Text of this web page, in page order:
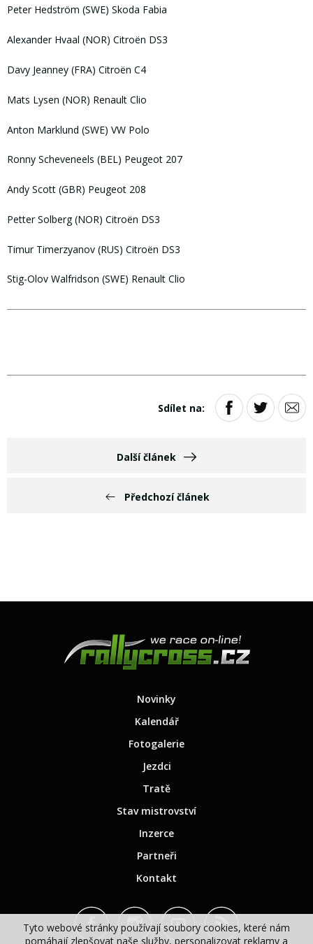
Tyto webové stránky používají soubory cookies, které nám
pomáhají zlepšovat naše služby, personalizovat reklamy a
Peter Hedström (SWE) Skoda Fabia
Alexander Hvaal (NOR) Citroën DS3
Davy Jeanney (FRA) Citroën C4
Mats Lysen (NOR) Renault Clio
Anton Marklund (SWE) VW Polo
Ronny Scheveneels (BEL) Peugeot 207
Andy Scott (GBR) Peugeot 208
Petter Solberg (NOR) Citroën DS3
Timur Timerzyanov (RUS) Citroën DS3
Stig-Olov Walfridson (SWE) Renault Clio
Předchozí článek
Sdílet na:
Další článek
Novinky
Kalendář
Fotogalerie
Jezdci
Tratě
Stav mistrovství
Inzerce
Partneři
Kontakt